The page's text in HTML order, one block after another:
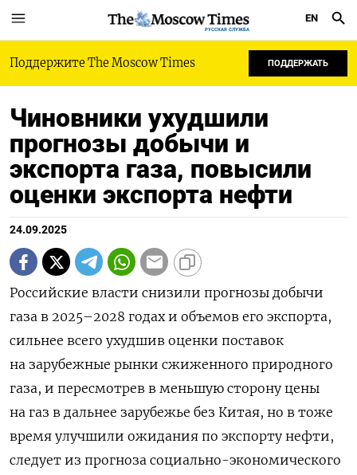
РУССКАЯ СЛУЖБА
EN
Поддержите The Moscow Times ПОДДЕРЖАТЬ
Чиновники ухудшили
прогнозы добычи и
экспорта газа, повысили
оценки экспорта нефти
24.09.2025
Российские власти снизили прогнозы добычи
газа в 2025–2028 годах и объемов его экспорта,
сильнее всего ухудшив оценки поставок
на зарубежные рынки сжиженного природного
газа, и пересмотрев в меньшую сторону цены
на газ в дальнее зарубежье без Китая, но в тоже
время улучшили ожидания по экспорту нефти,
следует из прогноза социально-экономического